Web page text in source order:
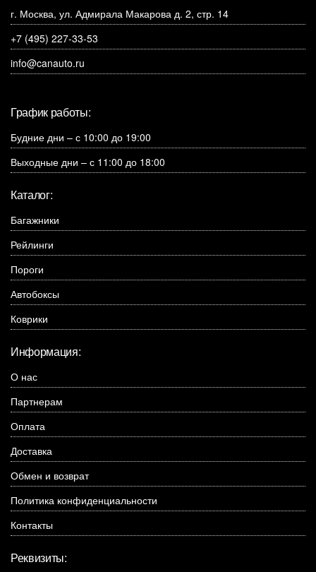
г. Москва, ул. Адмирала Макарова д. 2, стр. 14
+7 (495) 227-33-53
info@canauto.ru
График работы:
Будние дни – с 10:00 до 19:00
Выходные дни – с 11:00 до 18:00
Каталог:
Багажники
Рейлинги
Пороги
Автобоксы
Коврики
Информация:
О нас
Партнерам
Оплата
Доставка
Обмен и возврат
Политика конфиденциальности
Контакты
Реквизиты: